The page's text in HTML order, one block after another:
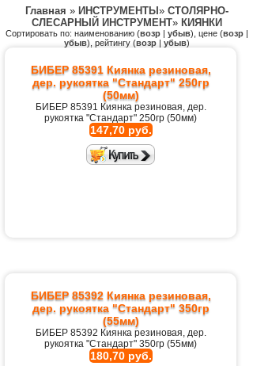
Главная » ИНСТРУМЕНТЫ » СТОЛЯРНО-
СЛЕСАРНЫЙ ИНСТРУМЕНТ» КИЯНКИ
Сортировать по: наименованию (возр| убыв), цене (возр|
убыв), рейтингу (возр| убыв)
БИБЕР 85391 Киянка резиновая,
дер. рукоятка "Стандарт" 250гр
(50мм)
БИБЕР 85391 Киянка резиновая, дер.
рукоятка "Стандарт" 250гр (50мм)
147,70 руб.
БИБЕР 85392 Киянка резиновая,
дер. рукоятка "Стандарт" 350гр
(55мм)
БИБЕР 85392 Киянка резиновая, дер.
рукоятка "Стандарт" 350гр (55мм)
180,70 руб.